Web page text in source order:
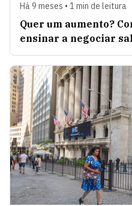
Há 9 meses • 1 min de leitura
Quer um aumento?
ensinar a negociar